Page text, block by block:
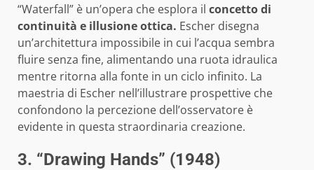
“Waterfall” è un’opera che esplora il concetto di
continuità e illusione ottica. Escher disegna
un’architettura impossibile in cui l’acqua sembra
fluire senza fine, alimentando una ruota idraulica
mentre ritorna alla fonte in un ciclo infinito. La
maestria di Escher nell’illustrare prospettive che
confondono la percezione dell’osservatore è
evidente in questa straordinaria creazione.
3. “Drawing Hands” (1948)